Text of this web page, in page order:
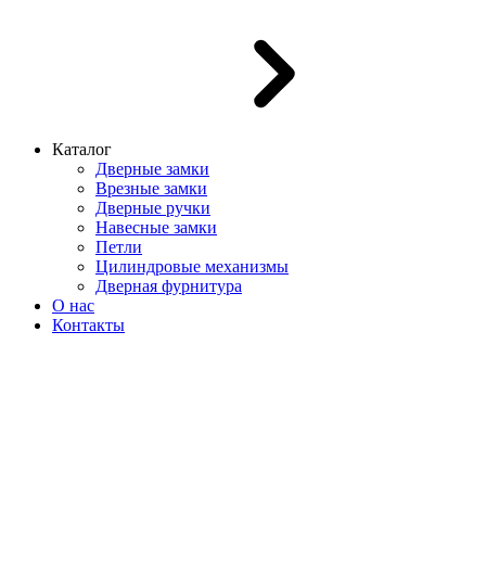
Каталог
Дверные замки
Врезные замки
Дверные ручки
Навесные замки
Петли
Цилиндровые механизмы
Дверная фурнитура
О нас
Контакты